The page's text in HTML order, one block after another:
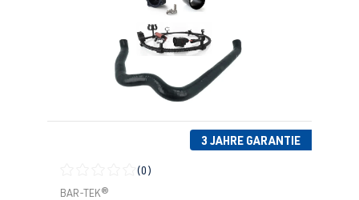
3 JAHRE GARANTIE
Durchschnittliche Bewertung von 0 von 5 Sternen
(0)
BAR-TEK®